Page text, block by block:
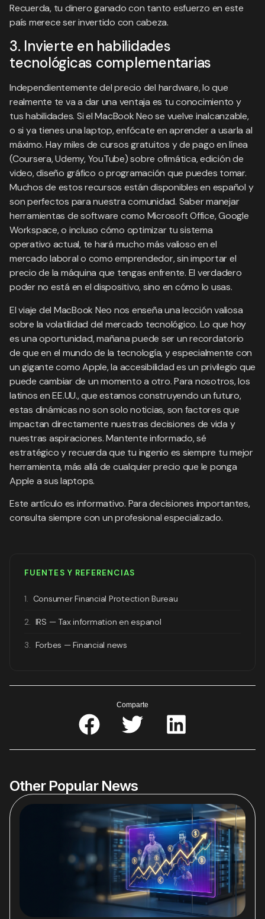
Recuerda, tu dinero ganado con tanto esfuerzo en este
país merece ser invertido con cabeza.
3. Invierte en habilidades
tecnológicas complementarias
Independientemente del precio del hardware, lo que
realmente te va a dar una ventaja es tu conocimiento y
tus habilidades. Si el MacBook Neo se vuelve inalcanzable,
o si ya tienes una laptop, enfócate en aprender a usarla al
máximo. Hay miles de cursos gratuitos y de pago en línea
(Coursera, Udemy, YouTube) sobre ofimática, edición de
video, diseño gráfico o programación que puedes tomar.
Muchos de estos recursos están disponibles en español y
son perfectos para nuestra comunidad. Saber manejar
herramientas de software como Microsoft Office, Google
Workspace, o incluso cómo optimizar tu sistema
operativo actual, te hará mucho más valioso en el
mercado laboral o como emprendedor, sin importar el
precio de la máquina que tengas enfrente. El verdadero
poder no está en el dispositivo, sino en cómo lo usas.
El viaje del MacBook Neo nos enseña una lección valiosa
sobre la volatilidad del mercado tecnológico. Lo que hoy
es una oportunidad, mañana puede ser un recordatorio
de que en el mundo de la tecnología, y especialmente con
un gigante como Apple, la accesibilidad es un privilegio que
puede cambiar de un momento a otro. Para nosotros, los
latinos en EE.UU., que estamos construyendo un futuro,
estas dinámicas no son solo noticias, son factores que
impactan directamente nuestras decisiones de vida y
nuestras aspiraciones. Mantente informado, sé
estratégico y recuerda que tu ingenio es siempre tu mejor
herramienta, más allá de cualquier precio que le ponga
Apple a sus laptops.
Este artículo es informativo. Para decisiones importantes,
consulta siempre con un profesional especializado.
FUENTES Y REFERENCIAS
1. Consumer Financial Protection Bureau
2. IRS — Tax information en espanol
3. Forbes — Financial news
Comparte
Other Popular News